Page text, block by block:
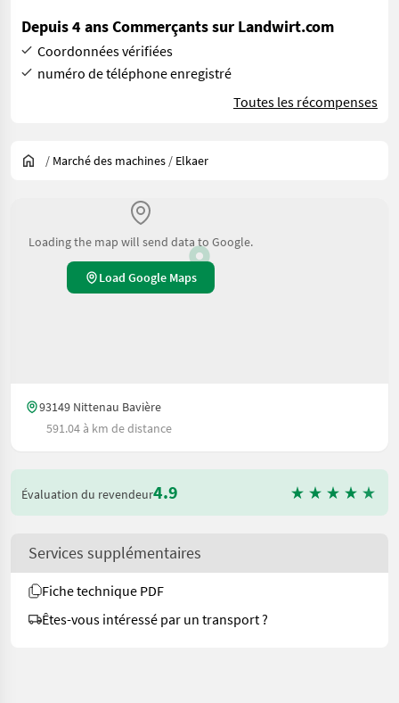
Depuis 4 ans Commerçants sur Landwirt.com
Coordonnées vérifiées
numéro de téléphone enregistré
Toutes les récompenses
/ Marché des machines / Elkaer
Loading the map will send data to Google.
Load Google Maps
93149 Nittenau Bavière
591.04 à km de distance
Évaluation du revendeur4.9
Services supplémentaires
Fiche technique PDF
Êtes-vous intéressé par un transport ?